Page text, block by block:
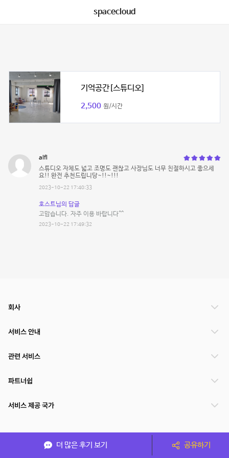
spacecloud
기억공간[스튜디오]
2,500 원/시간
alfl
스튜디오 자체도 넓고 조명도 괜찮고 사장님도 너무 친절하시고 좋으세
요!! 완전 추천드립니당~!!~!!!
2023-10-22 17:40:33
호스트님의 답글
고맙습니다. 자주 이용 바랍니다^^
2023-10-22 17:49:32
더 많은 후기 보기 공유하기
회사
서비스 안내
관련 서비스
파트너쉽
서비스 제공 국가
(주)NSPACE 사업자정보